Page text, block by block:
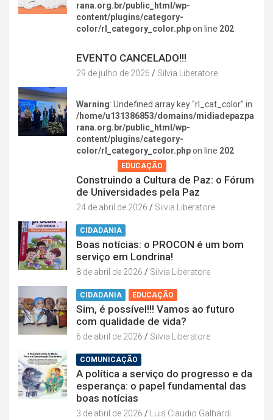
rana.org.br/public_html/wp-
content/plugins/category-
color/rl_category_color.phpon line 202
EVENTO CANCELADO!!!
29 de julho de 2026 Silvia Liberatore
Warning: Undefined array key "rl_cat_color" in
/home/u131386853/domains/midiadepazpa
rana.org.br/public_html/wp-
content/plugins/category-
color/rl_category_color.phpon line 202
EDUCAÇÃO
Construindo a Cultura de Paz: o Fórum
de Universidades pela Paz
24 de abril de 2026 Silvia Liberatore
CIDADANIA
Boas notícias: o PROCON é um bom
serviço em Londrina!
8 de abril de 2026 Silvia Liberatore
CIDADANIA EDUCAÇÃO
Sim, é possível!!! Vamos ao futuro
com qualidade de vida?
6 de abril de 2026 Silvia Liberatore
COMUNICAÇÃO
A política a serviço do progresso e da
esperança: o papel fundamental das
boas notícias
3 de abril de 2026 Luis Claudio Galhardi